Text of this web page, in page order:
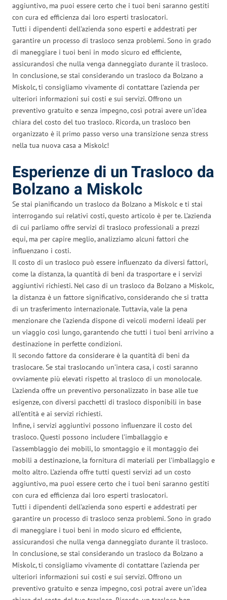
aggiuntivo, ma puoi essere certo che i tuoi beni saranno gestiti
con cura ed efficienza dai loro esperti traslocatori.
Tutti i dipendenti dell’azienda sono esperti e addestrati per
garantire un processo di trasloco senza problemi. Sono in grado
di maneggiare i tuoi beni in modo sicuro ed efficiente,
assicurandosi che nulla venga danneggiato durante il trasloco.
In conclusione, se stai considerando un trasloco da Bolzano a
Miskolc, ti consigliamo vivamente di contattare l’azienda per
ulteriori informazioni sui costi e sui servizi. Offrono un
preventivo gratuito e senza impegno, così potrai avere un’idea
chiara del costo del tuo trasloco. Ricorda, un trasloco ben
organizzato è il primo passo verso una transizione senza stress
nella tua nuova casa a Miskolc!
Esperienze di un Trasloco da
Bolzano a Miskolc
Se stai pianificando un trasloco da Bolzano a Miskolc e ti stai
interrogando sui relativi costi, questo articolo è per te. L’azienda
di cui parliamo offre servizi di trasloco professionali a prezzi
equi, ma per capire meglio, analizziamo alcuni fattori che
influenzano i costi.
Il costo di un trasloco può essere influenzato da diversi fattori,
come la distanza, la quantità di beni da trasportare e i servizi
aggiuntivi richiesti. Nel caso di un trasloco da Bolzano a Miskolc,
la distanza è un fattore significativo, considerando che si tratta
di un trasferimento internazionale. Tuttavia, vale la pena
menzionare che l’azienda dispone di veicoli moderni ideali per
un viaggio così lungo, garantendo che tutti i tuoi beni arrivino a
destinazione in perfette condizioni.
Il secondo fattore da considerare è la quantità di beni da
traslocare. Se stai traslocando un’intera casa, i costi saranno
ovviamente più elevati rispetto al trasloco di un monolocale.
L’azienda offre un preventivo personalizzato in base alle tue
esigenze, con diversi pacchetti di trasloco disponibili in base
all’entità e ai servizi richiesti.
Infine, i servizi aggiuntivi possono influenzare il costo del
trasloco. Questi possono includere l’imballaggio e
l’assemblaggio dei mobili, lo smontaggio e il montaggio dei
mobili a destinazione, la fornitura di materiali per l’imballaggio e
molto altro. L’azienda offre tutti questi servizi ad un costo
aggiuntivo, ma puoi essere certo che i tuoi beni saranno gestiti
con cura ed efficienza dai loro esperti traslocatori.
Tutti i dipendenti dell’azienda sono esperti e addestrati per
garantire un processo di trasloco senza problemi. Sono in grado
di maneggiare i tuoi beni in modo sicuro ed efficiente,
assicurandosi che nulla venga danneggiato durante il trasloco.
In conclusione, se stai considerando un trasloco da Bolzano a
Miskolc, ti consigliamo vivamente di contattare l’azienda per
ulteriori informazioni sui costi e sui servizi. Offrono un
preventivo gratuito e senza impegno, così potrai avere un’idea